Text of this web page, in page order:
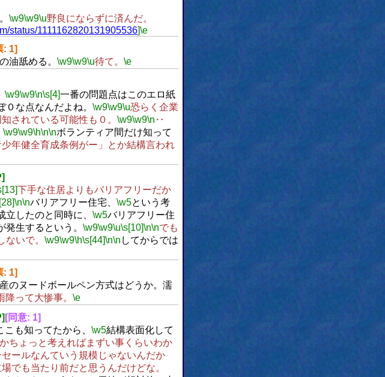
\w9\w9\u野良にならずに済んだ。
status/1111162820131905536]\e
: 1]
油舐める。 \w9\w9\u待て。 \e
\w9\w9\n\s[4]一番の問題点はこのエロ紙
な点なんだよね。 \w9\w9\u恐らく企業
されている可能性も０。 \w9\w9\n ‥
\w9\w9\h\n\nボランティア間だけ知って
年健全育成条例がー」とか結構言われ
下手な住居よりもバリアフリーだか
\n\nバリアフリー住宅、 \w5という考
したのと同時に、 \w5バリアフリー住
生するという。 \w9\w9\u\s[10]\n\nでも
いで。 \w9\w9\h\s[44]\n\n してからでは
: 1]
のヌードボールペン方式はどうか。濡
降って大惨事。 \e
[同意: 1]
も知ってたから、 \w5結構表面化して
ちょっと考えればまずい事くらいわか
ールなんていう規模じゃないんだか
でも当たり前だと思うんだけどな。